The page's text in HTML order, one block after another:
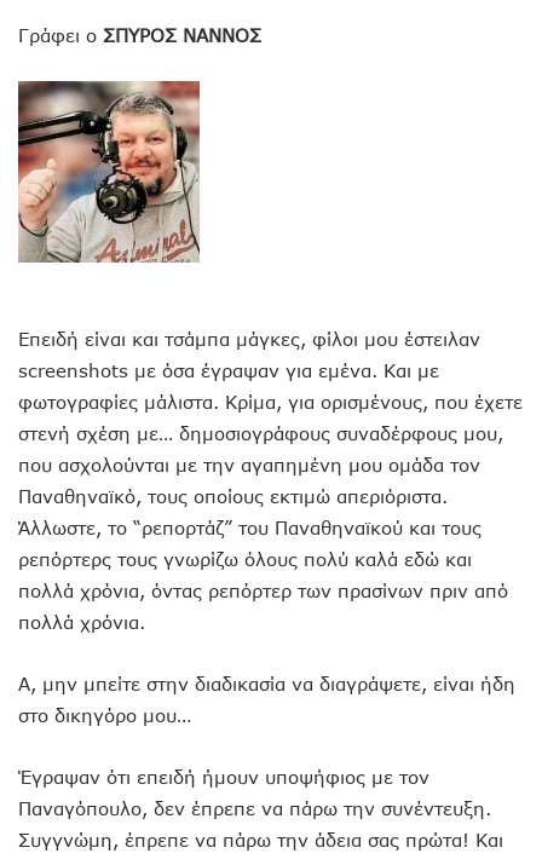
Γράφει ο ΣΠΥΡΟΣ ΝΑΝΝΟΣ
Επειδή είναι και τσάμπα μάγκες, φίλοι μου έστειλαν
screenshots με όσα έγραψαν για εμένα. Και με
φωτογραφίες μάλιστα. Κρίμα, για ορισμένους, που έχετε
στενή σχέση με… δημοσιογράφους συναδέρφους μου,
που ασχολούνται με την αγαπημένη μου ομάδα τον
Παναθηναϊκό, τους οποίους εκτιμώ απεριόριστα.
Άλλωστε, το “ρεπορτάζ” του Παναθηναϊκού και τους
ρεπόρτερς τους γνωρίζω όλους πολύ καλά εδώ και
πολλά χρόνια, όντας ρεπόρτερ των πρασίνων πριν από
πολλά χρόνια.
Α, μην μπείτε στην διαδικασία να διαγράψετε, είναι ήδη
στο δικηγόρο μου…
Έγραψαν ότι επειδή ήμουν υποψήφιος με τον
Παναγόπουλο, δεν έπρεπε να πάρω την συνέντευξη.
Συγγνώμη, έπρεπε να πάρω την άδεια σας πρώτα! Και